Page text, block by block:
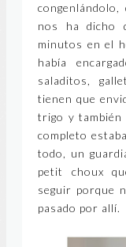
nos ha dicho
minutos en el
había
saladitos,
tienen que
trigo y también
completo
todo, un
petit choux
seguir porque
pasado por allí.